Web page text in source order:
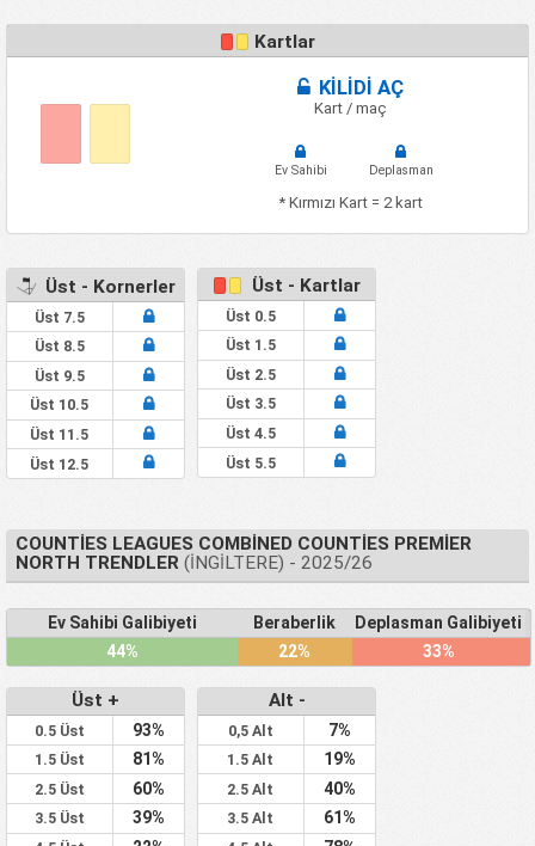
Kartlar
KİLİDİ AÇ
Kart / maç
Ev Sahibi Deplasman
* Kırmızı Kart = 2 kart
Üst - Kornerler
Üst 7.5
Üst 8.5
Üst 9.5
Üst 10.5
Üst 11.5
Üst 12.5
Üst - Kartlar
Üst 0.5
Üst 1.5
Üst 2.5
Üst 3.5
Üst 4.5
Üst 5.5
COUNTIES LEAGUES COMBINED COUNTIES PREMIER
NORTH TRENDLER(İNGILTERE) - 2025/26
Ev Sahibi Galibiyeti Beraberlik
Deplasman Galibiyeti
44%
22% 33%
Üst +
0.5 Üst 93%
1.5 Üst 81%
2.5 Üst 60%
3.5 Üst 39%
Alt -
0,5 Alt 7%
1.5 Alt 19%
2.5 Alt 40%
3.5 Alt 61%